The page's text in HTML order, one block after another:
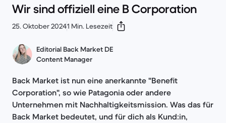
Wir sind offiziell eine B Corporation
25. Oktober 20241 Min. Lesezeit
Editorial Back Market DE
Content Manager
Back Market ist nun eine anerkannte "Benefit
Corporation", so wie Patagonia oder andere
Unternehmen mit Nachhaltigkeitsmission. Was das für
Back Market bedeutet, und für dich als Kund:in,